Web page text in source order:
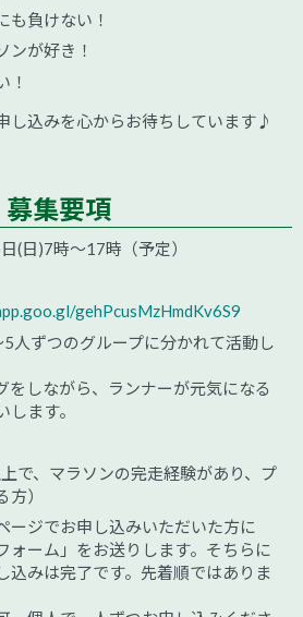
も負けない！
ンが好き！
！
し込みを心からお待ちしています♪
募集要項
(日)7時～17時（予定）
gehPcusMzHmdKv6S9
人ずつのグループに分かれて活動し
をしながら、ランナーが元気になる
ます。
で、マラソンの完走経験があり、プ
）
ージでお申し込みいただいた方に
ォーム」をお送りします。そちらに
込みは完了です。先着順ではありま